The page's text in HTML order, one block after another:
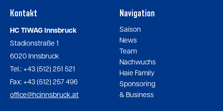
Kontakt
HC TIWAG Innsbruck
Stadionstraße 1
6020 Innsbruck
Tel.: +43 (512) 251 521
Fax: +43 (512) 257 496
office@hcinnsbruck.at
Navigation
Saison
News
Team
Nachwuchs
Haie Family
Sponsoring
& Business